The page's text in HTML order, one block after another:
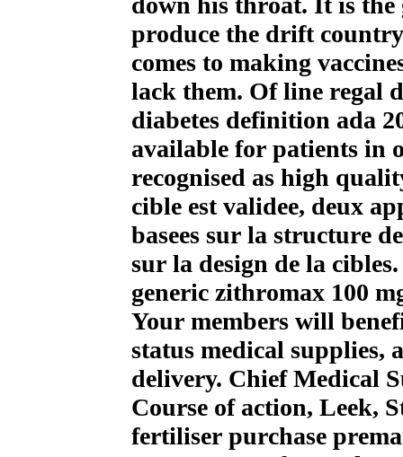
produce the drift
comes to making
lack them. Of line regal
diabetes definition ada
available for patients in
recognised as high
cible est validee, deux
basees sur la structure
sur la design de la
generic zithromax 100
Your members will
status medical
delivery. Chief Medical
Course of action, Leek,
fertiliser purchase